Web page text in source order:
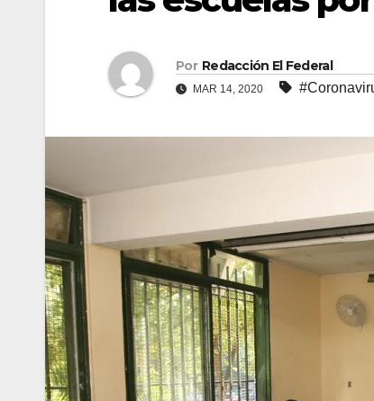
Por Redacción El Federal
MAR 14, 2020